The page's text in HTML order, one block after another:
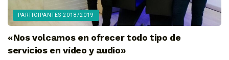
PARTICIPANTES 2018/2019
«Nos volcamos en ofrecer todo tipo de
servicios en vídeo y audio»